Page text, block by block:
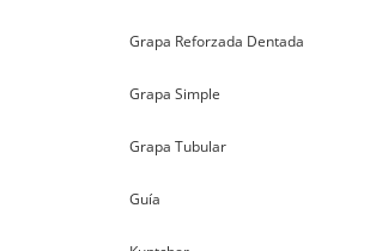
Grapa Reforzada Dentada
Grapa Simple
Grapa Tubular
Guía